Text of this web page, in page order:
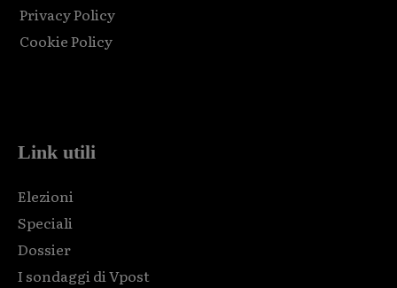
Privacy Policy
Cookie Policy
Link utili
Elezioni
Speciali
Dossier
I sondaggi di Vpost